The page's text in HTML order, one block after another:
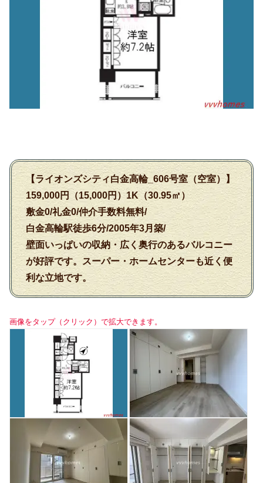
【ライオンズシティ白金高輪_606号室（空室）】
159,000円（15,000円）1K（30.95㎡）
敷金0/礼金0/仲介手数料無料/
白金高輪駅徒歩6分/2005年3月築/
壁面いっぱいの収納・広く奥行のあるバルコニー
が好評です。スーパー・ホームセンターも近く便
利な立地です。
画像をタップ（クリック）で拡大できます。